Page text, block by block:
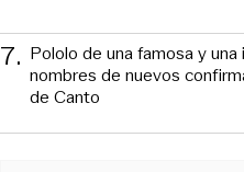
7. Pololo de una famosa y
nombres de nuevos
de Canto